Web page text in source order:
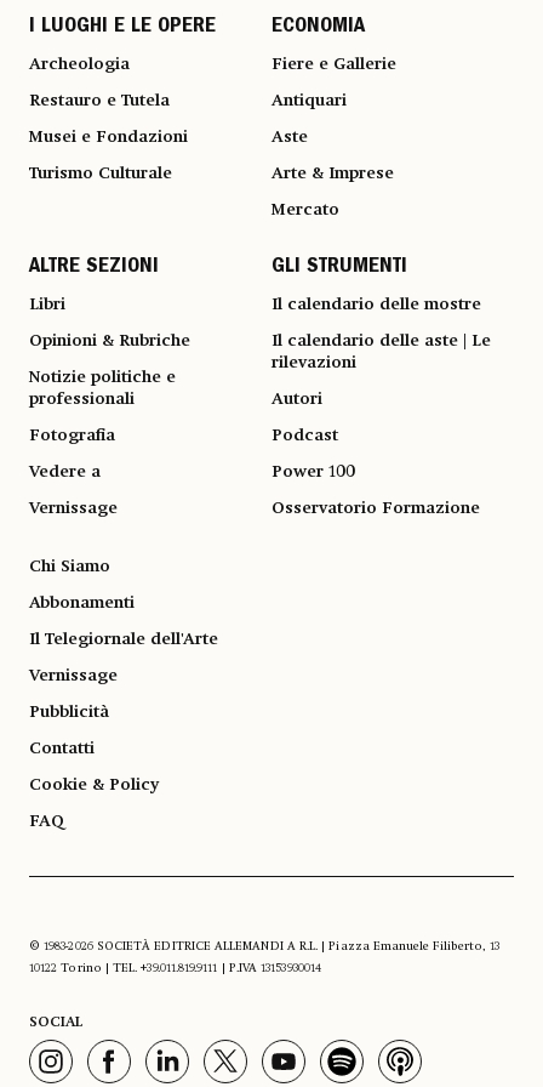
I LUOGHI E LE OPERE
Archeologia
Restauro e Tutela
Musei e Fondazioni
Turismo Culturale
ECONOMIA
Fiere e Gallerie
Antiquari
Aste
Arte & Imprese
Mercato
ALTRE SEZIONI
Libri
Opinioni & Rubriche
Notizie politiche e
professionali
Fotografia
Vedere a
Vernissage
GLI STRUMENTI
Il calendario delle mostre
Il calendario delle aste | Le
rilevazioni
Autori
Podcast
Power 100
Osservatorio Formazione
Chi Siamo
Abbonamenti
Il Telegiornale dell'Arte
Vernissage
Pubblicità
Contatti
Cookie & Policy
FAQ
© 1983-2026 SOCIETÀ EDITRICE ALLEMANDI A R.L. | Piazza Emanuele Filiberto, 13
10122 Torino | TEL. +39.011.819.9111 | P.IVA 13153930014
SOCIAL